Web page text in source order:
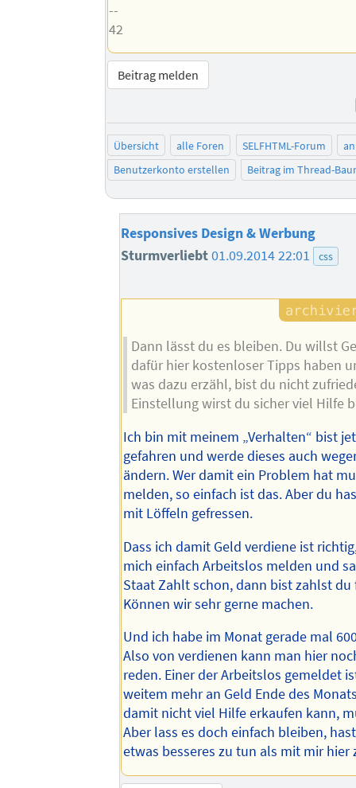
--
42
Beitrag melden
Übersicht alle Foren SELFHTML-Forum
Benutzerkonto erstellen
Beitrag im Thread-
Responsives Design & Werbung
Sturmverliebt01.09.2014 22:01 css
Dann lässt du es bleiben. Du willst
dafür hier kostenloser Tipps haben
was dazu erzähl, bist du nicht
Einstellung wirst du sicher viel Hilfe
Ich bin mit meinem „Verhalten“ bist
gefahren und werde dieses auch
ändern. Wer damit ein Problem hat
melden, so einfach ist das. Aber du
mit Löffeln gefressen.
Dass ich damit Geld verdiene ist
mich einfach Arbeitslos melden und
Staat Zahlt schon, dann bist zahlst du
Können wir sehr gerne machen.
Und ich habe im Monat gerade mal
Also von verdienen kann man hier
reden. Einer der Arbeitslos gemeldet
weitem mehr an Geld Ende des
damit nicht viel Hilfe erkaufen kann,
Aber lass es doch einfach bleiben,
etwas besseres zu tun als mit mir hier